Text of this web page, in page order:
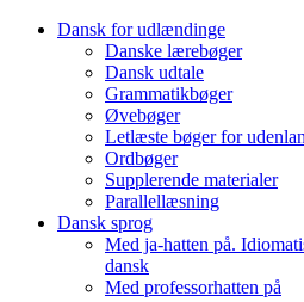
Dansk for udlændinge
Danske lærebøger
Dansk udtale
Grammatikbøger
Øvebøger
Letlæste bøger for
Ordbøger
Supplerende materialer
Parallellæsning
Dansk sprog
Med ja-hatten på.
dansk
Med professorhatten på